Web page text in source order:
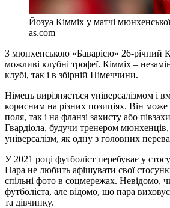
Йозуа Кімміх у матчі
as.com
З мюнхенською «Баварією» 26-річний
можливі клубні трофеї. Кімміх –
клубі, так і в збірній Німеччини.
Німець вирізняється універсалізмом і
корисним на різних позиціях. Він може
поля, так і на фланзі захисту або
Гвардіола, будучи тренером мюнхенців,
універсалізм, як одну з головних
У 2021 році футболіст перебуває у
Пара не любить афішувати свої
спільні фото в соцмережах. Невідомо,
футболіста, але відомо, що пара
та дівчинку.